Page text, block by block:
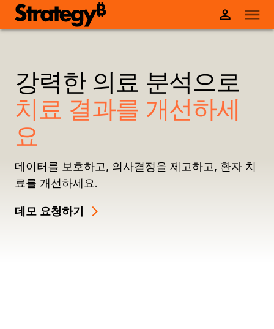
강력한 의료 분석으로
치료 결과를 개선하세
요
데이터를 보호하고, 의사결정을 제고하고, 환자 치
료를 개선하세요.
데모 요청하기